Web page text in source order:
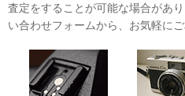
査定をすることが可能な場合があ
い合わせフォームから、お気軽にご